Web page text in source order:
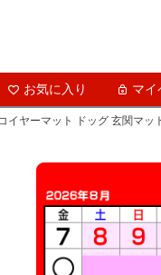
お気に入り マイ
イヤーマット ドッグ 玄関マッ